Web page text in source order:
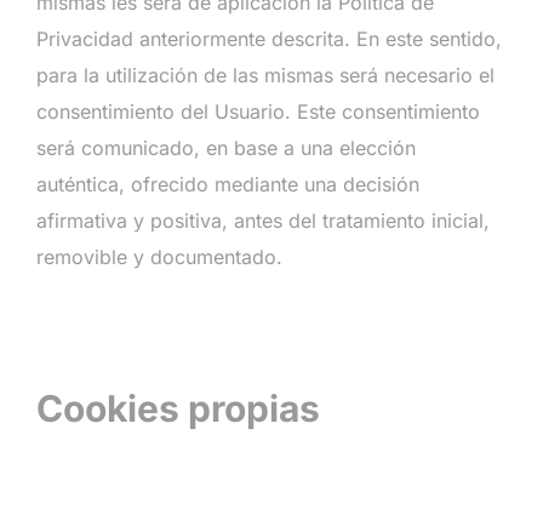
Privacidad anteriormente descrita. En este sentido,
para la utilización de las mismas será necesario el
consentimiento del Usuario. Este consentimiento
será comunicado, en base a una elección
auténtica, ofrecido mediante una decisión
afirmativa y positiva, antes del tratamiento inicial,
removible y documentado.
Cookies propias